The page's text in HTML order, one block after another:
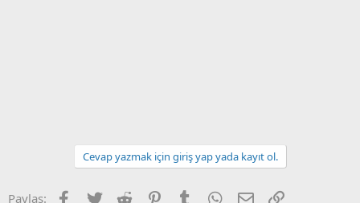
Cevap yazmak için giriş yap yada kayıt ol.
Paylaş: Facebook
Twitter Reddit PinterestTumblr WhatsApp
E-posta